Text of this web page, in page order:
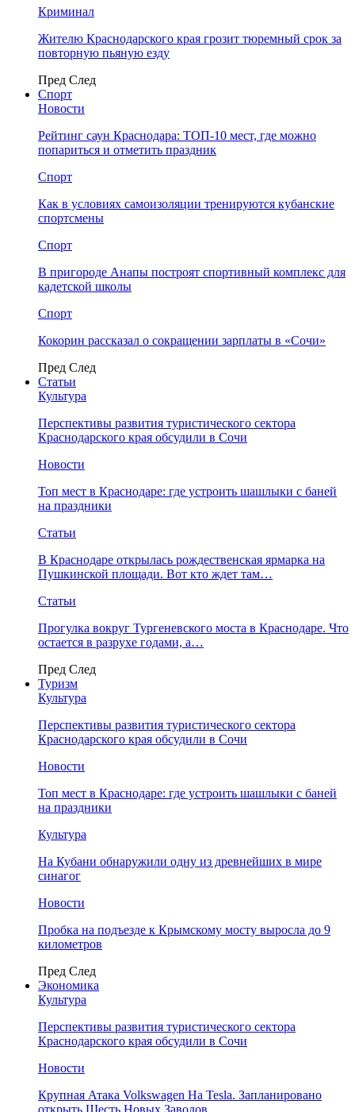
Криминал
Жителю Краснодарского края грозит тюремный срок за
повторную пьяную езду
Пред След
Спорт
Новости
Рейтинг саун Краснодара: ТОП-10 мест, где можно
попариться и отметить праздник
Спорт
Как в условиях самоизоляции тренируются кубанские
спортсмены
Спорт
В пригороде Анапы построят спортивный комплекс для
кадетской школы
Спорт
Кокорин рассказал о сокращении зарплаты в «Сочи»
Пред След
Статьи
Культура
Перспективы развития туристического сектора
Краснодарского края обсудили в Сочи
Новости
Топ мест в Краснодаре: где устроить шашлыки с баней
на праздники
Статьи
В Краснодаре открылась рождественская ярмарка на
Пушкинской площади. Вот кто ждет там…
Статьи
Прогулка вокруг Тургеневского моста в Краснодаре. Что
остается в разрухе годами, а…
Пред След
Туризм
Культура
Перспективы развития туристического сектора
Краснодарского края обсудили в Сочи
Новости
Топ мест в Краснодаре: где устроить шашлыки с баней
на праздники
Культура
На Кубани обнаружили одну из древнейших в мире
синагог
Новости
Пробка на подъезде к Крымскому мосту выросла до 9
километров
Пред След
Экономика
Культура
Перспективы развития туристического сектора
Краснодарского края обсудили в Сочи
Новости
Крупная Атака Volkswagen На Tesla. Запланировано
открыть Шесть Новых Заводов